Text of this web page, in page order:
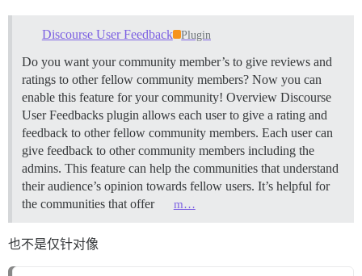
Discourse User Feedback Plugin
Do you want your community member’s to give reviews and
ratings to other fellow community members? Now you can
enable this feature for your community! Overview Discourse
User Feedbacks plugin allows each user to give a rating and
feedback to other fellow community members. Each user can
give feedback to other community members including the
admins. This feature can help the communities that understand
their audience’s opinion towards fellow users. It’s helpful for
the communities that offer
m…
也不是仅针对像